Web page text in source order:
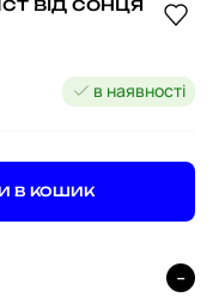
в наявності
В КОШИК